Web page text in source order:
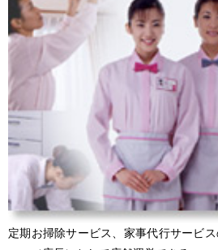
定期お掃除サービス、家事代行サービ